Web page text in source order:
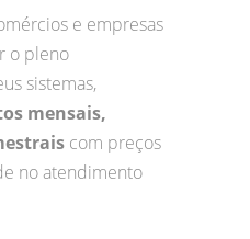
e empresas
o pleno
sistemas,
mensais,
com preços
no atendimento